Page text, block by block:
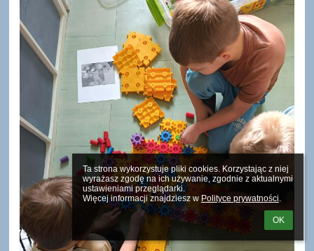
Ta strona wykorzystuje pliki cookies. Korzystając z niej
wyrażasz zgodę na ich używanie, zgodnie z aktualnymi
ustawieniami przeglądarki.
Więcej informacji znajdziesz w Polityce prywatności.
OK